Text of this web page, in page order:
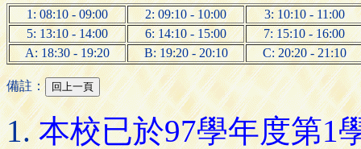
1: 08:10 - 09:00 2: 09:10 - 10:00
3: 10:10 - 11:00
5: 13:10 - 14:00
6: 14:10 - 15:00
7: 15:10 - 16:00
A: 18:30 - 19:20
B: 19:20 - 20:10 C: 20:20 - 21:10
備註：
本校已於97學年度第1